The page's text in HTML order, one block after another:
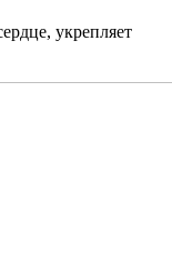
укрепляет